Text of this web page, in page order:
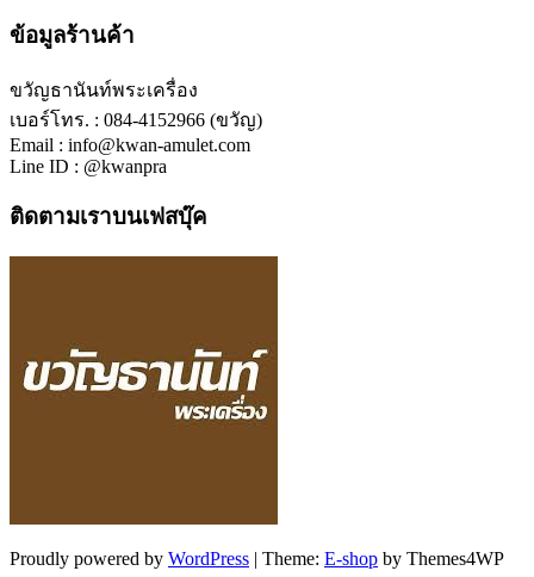
ข้อมูลร้านค้า
ขวัญธานันท์พระเครื่อง
เบอร์โทร. : 084-4152966 (ขวัญ)
Email : info@kwan-amulet.com
Line ID : @kwanpra
ติดตามเราบนเฟสบุ๊ค
Proudly powered by WordPress | Theme: E-shop by Themes4WP